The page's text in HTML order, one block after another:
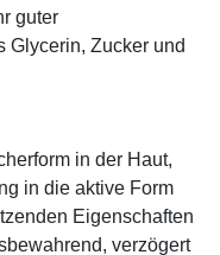
guter
Glycerin, Zucker und
in der Haut,
in die aktive Form
Eigenschaften
verzögert